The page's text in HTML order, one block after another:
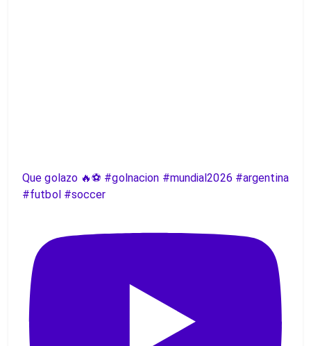
Que golazo 🔥⚽️ #golnacion #mundial2026 #argentina
#futbol #soccer